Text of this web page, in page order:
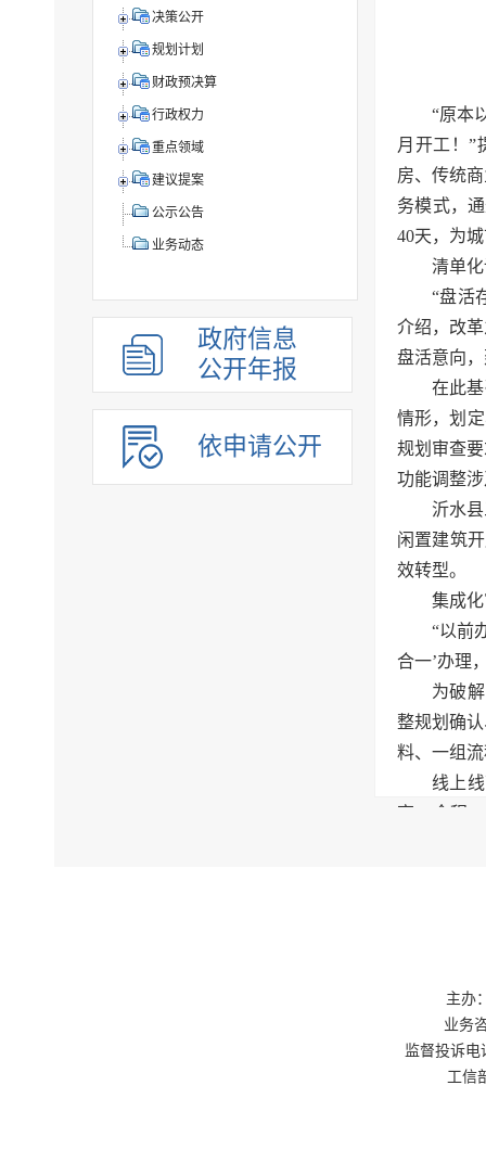
决策公开
规划计划
财政预决算
行政权力
重点领域
建议提案
公示公告
业务动态
政府信息
公开年报
依申请公开
“原本
月开工！”
房、传统
务模式，
40天，为
清单
“盘活
介绍，改
盘活意向
在此
情形，划
规划审查
功能调整
沂水
闲置建筑
效转型。
集成
“以前
合一’办理
为破
整规划确
料、一组
线上
享，全程“
策’的定
构，面临
家”开展
确认、消
主办
业务
监督投诉电
工信